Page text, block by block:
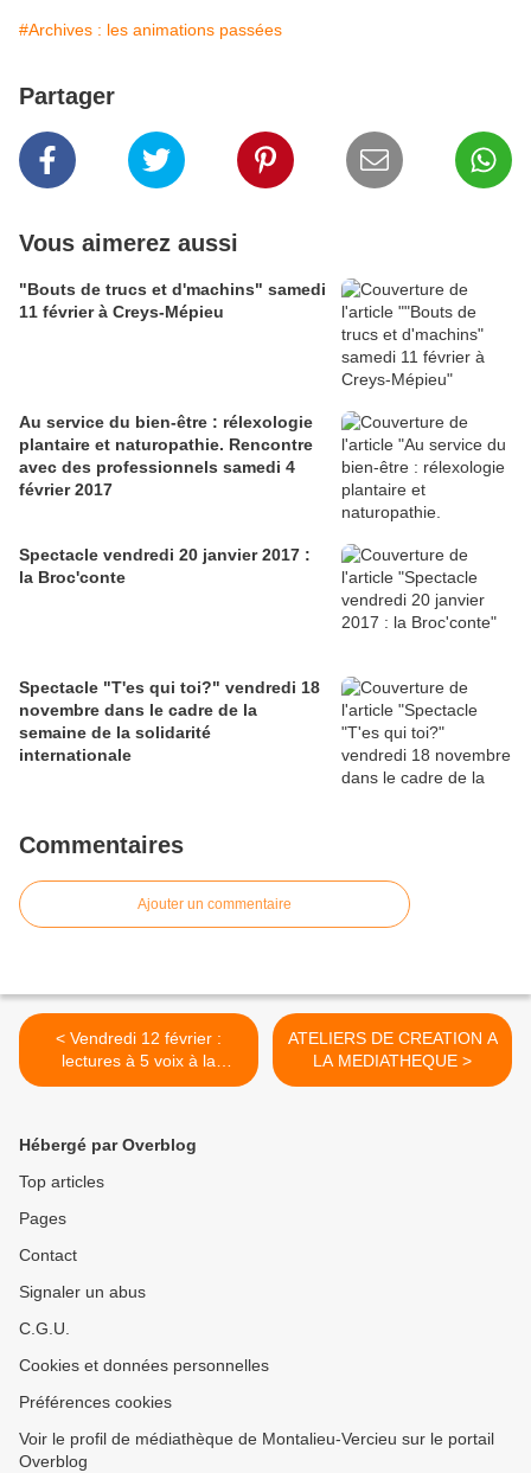
#Archives : les animations passées
Partager
Vous aimerez aussi
"Bouts de trucs et d'machins" samedi
11 février à Creys-Mépieu
Au service du bien-être : rélexologie
plantaire et naturopathie. Rencontre
avec des professionnels samedi 4
février 2017
Spectacle vendredi 20 janvier 2017 :
la Broc'conte
Spectacle "T'es qui toi?" vendredi 18
novembre dans le cadre de la
semaine de la solidarité
internationale
Commentaires
Ajouter un commentaire
< Vendredi 12 février :
lectures à 5 voix à la
médiathèque
ATELIERS DE CREATION A
LA MEDIATHEQUE >
Hébergé par Overblog
Top articles
Pages
Contact
Signaler un abus
C.G.U.
Cookies et données personnelles
Préférences cookies
Voir le profil de médiathèque de Montalieu-Vercieu sur le portail
Overblog